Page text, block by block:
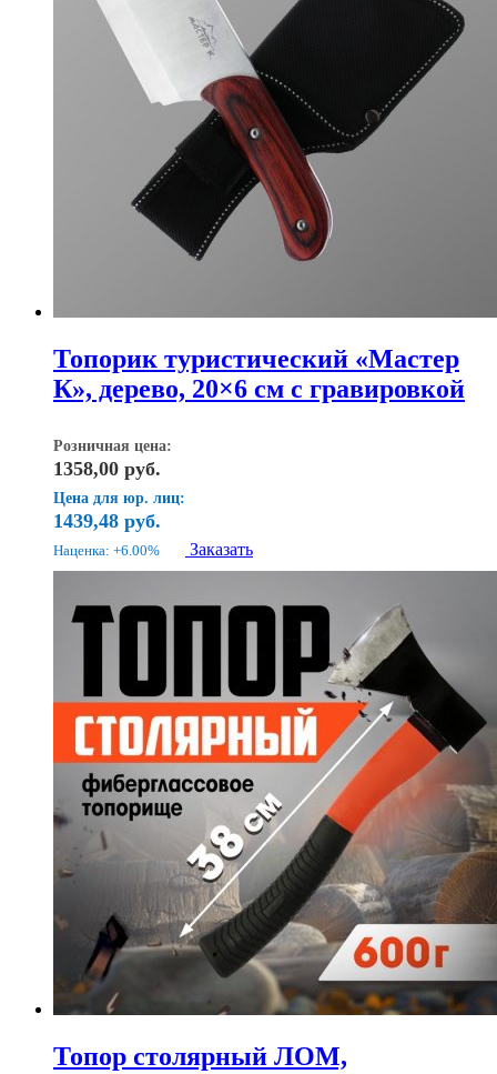
Топорик туристический «Мастер
К», дерево, 20×6 см с гравировкой
Розничная цена:
1358,00 руб.
Цена для юр. лиц:
1439,48 руб.
Наценка: +6.00% Заказать
Топор столярный ЛОМ,